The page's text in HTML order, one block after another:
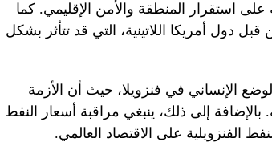
استقرار المنطقة والأمن الإقليمي. كما
دول أمريكا اللاتينية، التي قد تتأثر بشكل
الإنساني في فنزويلا، حيث أن الأزمة
بالإضافة إلى ذلك، ينبغي مراقبة أسعار النفط
الفنزويلية على الاقتصاد العالمي.